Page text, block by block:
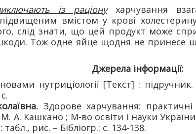
із раціонухарчування
вмістом у крові
слід знати, що цей продукт може
Тож одне яйце щодня не принесе
Джерела інформації:
нутриціології [Текст] :
Здорове харчування:
А. Кашкано ; М-во освіти і науки
рис. – Бібліогр.: с. 134-138.